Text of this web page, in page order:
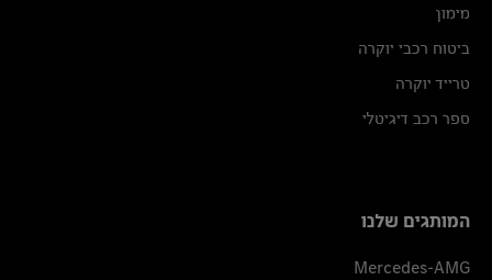
מימון
ביטוח רכבי יוקרה
טרייד יוקרה
ספר רכב דיגיטלי
המותגים שלנו
Mercedes-AMG